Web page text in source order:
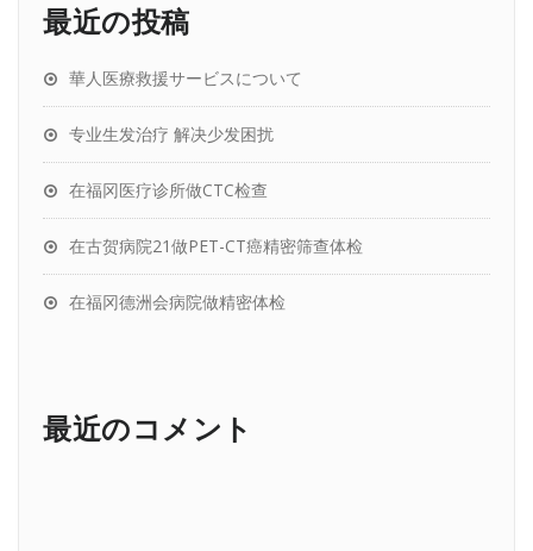
最近の投稿
華人医療救援サービスについて
专业生发治疗 解决少发困扰
在福冈医疗诊所做CTC检查
在古贺病院21做PET-CT癌精密筛查体检
在福冈德洲会病院做精密体检
最近のコメント